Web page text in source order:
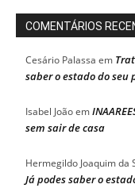
COMENTÁRIOS
Cesário Palassa em
saber o estado do seu
Isabel Joãoem
sem sair de casa
Hermegildo Joaquim da
Já podes saber o